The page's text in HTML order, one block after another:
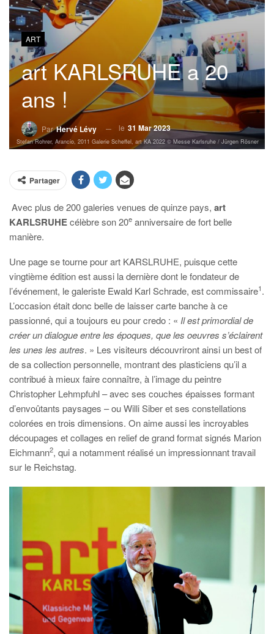
ART
art KARLSRUHE a 20
ans !
ParHervé Lévy le 31 Mar 2023
Stefan Rohrer, Arancio, 2011 Galerie Scheffel, art KA 2022 © Messe Karlsruhe / Jürgen Rösner
Partager
Avec plus de 200 galeries venues de quinze pays, art
KARLSRUHEcélèbre son 20e anniversaire de fort belle
manière.
Une page se tourne pour art KARSLRUHE, puisque cette
vingtième édition est aussi la dernière dont le fondateur de
l’événement, le galeriste Ewald Karl Schrade, est commissaire1.
L’occasion était donc belle de laisser carte banche à ce
passionné, qui a toujours eu pour credo : « Il est primordial de
créer un dialogue entre les époques, que les oeuvres s’éclairent
les unes les autres. » Les visiteurs découvriront ainsi un best of
de sa collection personnelle, montrant des plasticiens qu’il a
contribué à mieux faire connaître, à l’image du peintre
Christopher Lehmpfuhl – avec ses couches épaisses formant
d’envoûtants paysages – ou Willi Siber et ses constellations
colorées en trois dimensions. On aime aussi les incroyables
découpages et collages en relief de grand format signés Marion
Eichmann2, qui a notamment réalisé un impressionnant travail
sur le Reichstag.